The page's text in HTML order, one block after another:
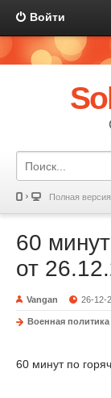
Войти
Полная
60
от
Vangan 26-12-
Военная политика
60 минут по